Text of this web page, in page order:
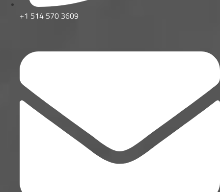
+1 514 570 3609